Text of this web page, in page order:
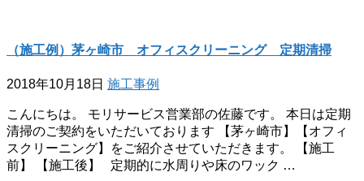
（施工例）茅ヶ崎市 オフィスクリーニング 定期清掃
2018年10月18日 施工事例
こんにちは。 モリサービス営業部の佐藤です。 本日は定期
清掃のご契約をいただいております 【茅ヶ崎市】【オフィ
スクリーニング】をご紹介させていただきます。 【施工
前】 【施工後】 定期的に水周りや床のワック …